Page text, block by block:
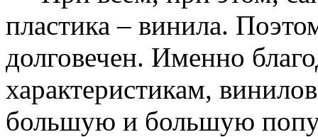
пластика – винила.
долговечен. Именно
характеристикам,
большую и большую